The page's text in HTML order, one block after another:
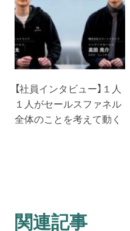
【社員インタビュー】１人
１人がセールスファネル
全体のことを考えて動く
関連記事